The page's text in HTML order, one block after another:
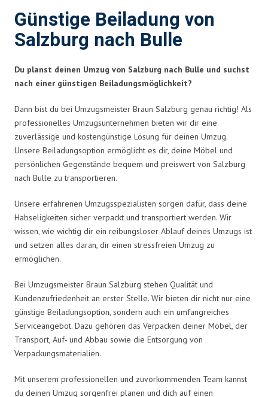
Günstige Beiladung von
Salzburg nach Bulle
Du planst deinen Umzug von Salzburg nach Bulle und suchst
nach einer günstigen Beiladungsmöglichkeit?
Dann bist du bei Umzugsmeister Braun Salzburg genau richtig! Als
professionelles Umzugsunternehmen bieten wir dir eine
zuverlässige und kostengünstige Lösung für deinen Umzug.
Unsere Beiladungsoption ermöglicht es dir, deine Möbel und
persönlichen Gegenstände bequem und preiswert von Salzburg
nach Bulle zu transportieren.
Unsere erfahrenen Umzugsspezialisten sorgen dafür, dass deine
Habseligkeiten sicher verpackt und transportiert werden. Wir
wissen, wie wichtig dir ein reibungsloser Ablauf deines Umzugs ist
und setzen alles daran, dir einen stressfreien Umzug zu
ermöglichen.
Bei Umzugsmeister Braun Salzburg stehen Qualität und
Kundenzufriedenheit an erster Stelle. Wir bieten dir nicht nur eine
günstige Beiladungsoption, sondern auch ein umfangreiches
Serviceangebot. Dazu gehören das Verpacken deiner Möbel, der
Transport, Auf- und Abbau sowie die Entsorgung von
Verpackungsmaterialien.
Mit unserem professionellen und zuvorkommenden Team kannst
du deinen Umzug sorgenfrei planen und dich auf einen